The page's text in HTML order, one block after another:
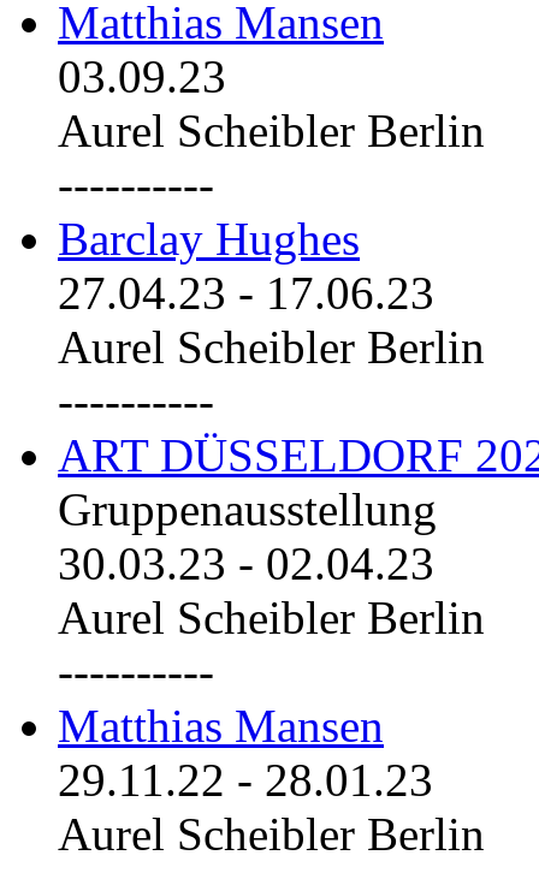
Matthias Mansen
03.09.23
Aurel Scheibler Berlin
----------
Barclay Hughes
27.04.23 - 17.06.23
Aurel Scheibler Berlin
----------
ART DÜSSELDORF
Gruppenausstellung
30.03.23 - 02.04.23
Aurel Scheibler Berlin
----------
Matthias Mansen
29.11.22 - 28.01.23
Aurel Scheibler Berlin